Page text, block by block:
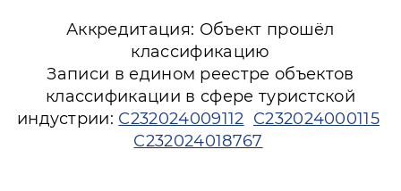
Аккредитация: Объект прошёл
классификацию
Записи в едином реестре объектов
классификации в сфере туристской
индустрии: С232024009112 С232024000115
С232024018767